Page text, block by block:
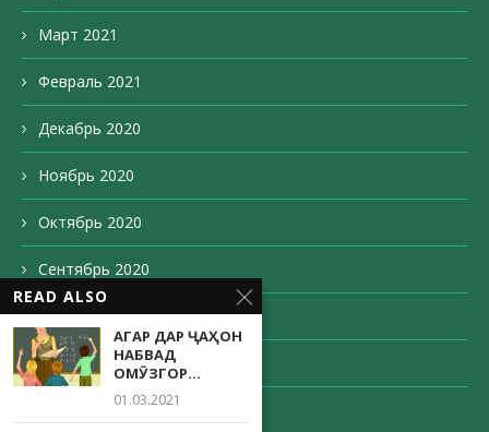
Март 2021
Февраль 2021
Декабрь 2020
Ноябрь 2020
Октябрь 2020
Сентябрь 2020
Август 2020
Май 2020
Апрель 2020
READ ALSO
АГАР ДАР ҶАҲОН
НАБВАД
ОМӮЗГОР…
01.03.2021